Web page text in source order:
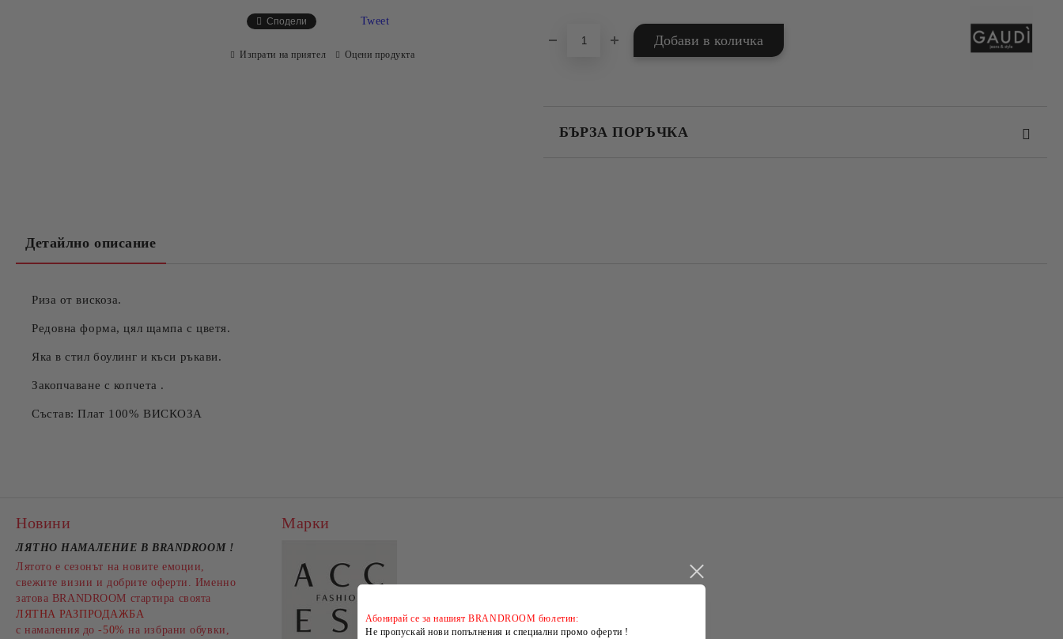
БЪРЗА ПОРЪЧКА
Сподели Tweet
Изпрати на приятел Оцени продукта
Детайлно описание
Риза от вискоза.
Редовна форма, цял щампа с цветя.
Яка в стил боулинг и къси ръкави.
Закопчаване с копчета .
Състав: Плат 100% ВИСКОЗА
Новини
ЛЯТНО НАМАЛЕНИЕ В BRANDROOM !
Лятото е сезонът на новите емоции,
свежите визии и добрите оферти. Именно
затова BRANDROOM стартира своята
ЛЯТНА РАЗПРОДАЖБА
с намаления до -50% на избрани обувки,
Марки
Абонирай се за нашият BRANDROOM бюлетин:
Не пропускай нови попълнения и специални промо оферти !